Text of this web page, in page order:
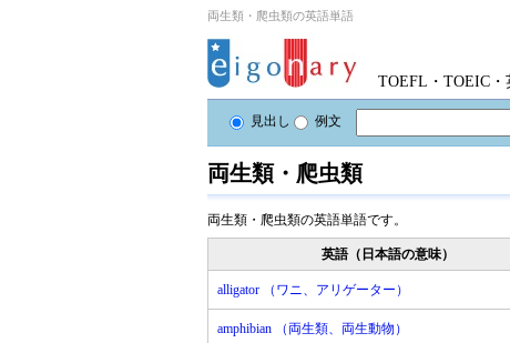
両生類・爬虫類の英語単語
TOEFL・TOEIC
見出し 例文
両生類・爬虫類
両生類・爬虫類の英語単語です。
英語（日本語の意味）
alligator （ワニ、アリゲーター）
amphibian （両生類、両生動物）